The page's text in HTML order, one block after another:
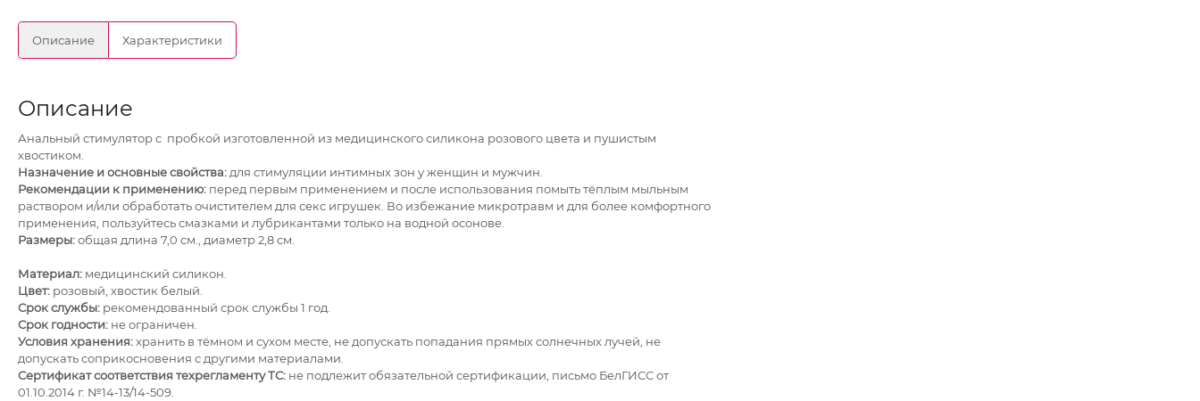
Описание Характеристики
Описание
Анальный стимулятор c пробкой изготовленной из медицинского силикона розового цвета и пушистым
хвостиком.
Назначение и основные свойства:для стимуляции интимных зон у женщин и мужчин.
Рекомендации к применению: перед первым применением и после использования помыть тёплым мыльным
раствором и/или обработать очистителем для секс игрушек. Во избежание микротравм и для более комфортного
применения, пользуйтесь смазками и лубрикантами только на водной осонове.
Размеры:общая длина 7,0 см., диаметр 2,8 см.
Материал: медицинский силикон.
Цвет: розовый, хвостик белый.
Срок службы: рекомендованный срок службы 1 год.
Срок годности: не ограничен.
Условия хранения:хранить в тёмном и сухом месте, не допускать попадания прямых солнечных лучей, не
допускать соприкосновения с другими материалами.
Сертификат соответствия техрегламенту ТС: не подлежит обязательной сертификации, письмо БелГИСС от
01.10.2014 г. №14-13/14-509.